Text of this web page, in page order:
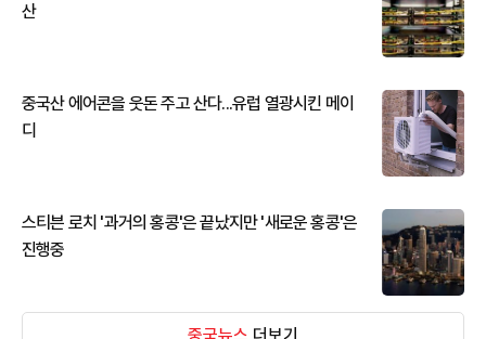
산
중국산 에어콘을 웃돈 주고 산다...유럽 열광시킨 메이
디
스티븐 로치 '과거의 홍콩'은 끝났지만 '새로운 홍콩'은
진행중